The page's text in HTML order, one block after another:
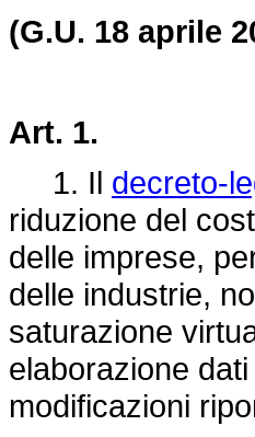
(G.U. 18 aprile
Art. 1.
1. Il decreto-
riduzione del
delle imprese,
delle industrie,
saturazione
elaborazione
modificazioni